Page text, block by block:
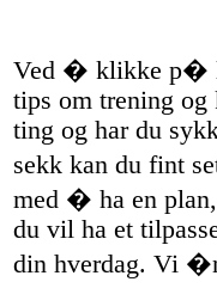
Ved � klikke p�
tips om trening og
ting og har du
sekk kan du fint
med � ha en
du vil ha et
din hverdag. Vi